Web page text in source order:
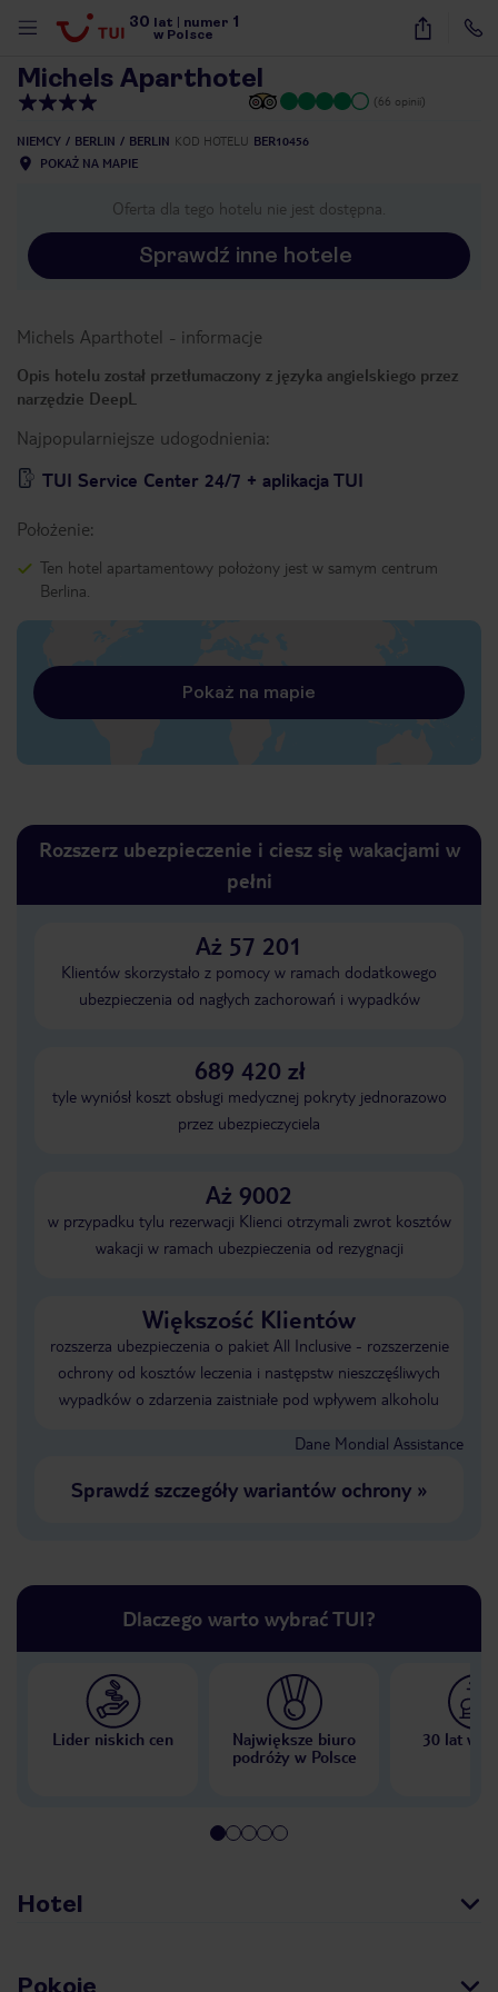
30 lat numer 1
w Polsce
37
Michels Aparthotel
(66 opinii)
NIEMCY BERLIN BERLIN KOD HOTELU BER10456
POKAŻ NA MAPIE
Oferta dla tego hotelu nie jest dostępna.
Sprawdź inne hotele
Michels Aparthotel - informacje
Opis hotelu został przetłumaczony z języka angielskiego przez
narzędzie DeepL
Najpopularniejsze udogodnienia:
TUI Service Center 24/7 + aplikacja TUI
Położenie:
Ten hotel apartamentowy położony jest w samym centrum
Berlina.
Pokaż na mapie
Rozszerz ubezpieczenie i ciesz się wakacjami w
pełni
Aż 57 201
Klientów skorzystało z pomocy w ramach dodatkowego
ubezpieczenia od nagłych zachorowań i wypadków
689 420 zł
tyle wyniósł koszt obsługi medycznej pokryty jednorazowo
przez ubezpieczyciela
Aż 9002
w przypadku tylu rezerwacji Klienci otrzymali zwrot kosztów
wakacji w ramach ubezpieczenia od rezygnacji
Większość Klientów
rozszerza ubezpieczenia o pakiet All Inclusive - rozszerzenie
ochrony od kosztów leczenia i następstw nieszczęśliwych
wypadków o zdarzenia zaistniałe pod wpływem alkoholu
Dane Mondial Assistance
Sprawdź szczegóły wariantów ochrony»
Dlaczego warto wybrać TUI?
Lider niskich cen
Największe biuro
podróży w Polsce
30 lat w
Hotel
Pokoje